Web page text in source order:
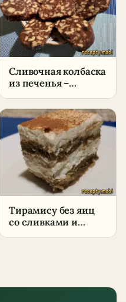
Сливочная колбаска
из печенья –
в домашних
условиях
Тирамису без яиц
со сливками и